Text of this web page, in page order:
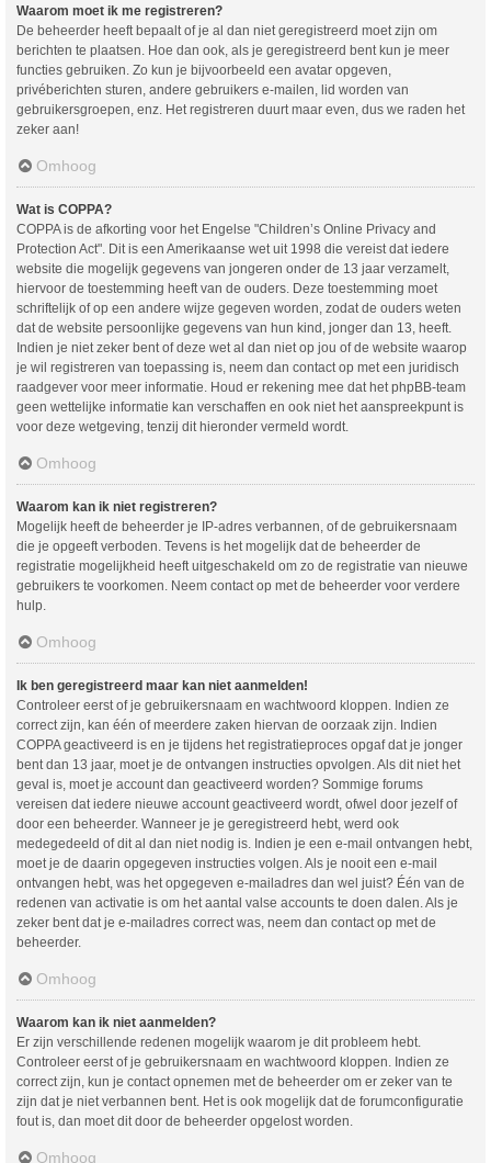
Waarom moet ik me registreren?
De beheerder heeft bepaalt of je al dan niet geregistreerd moet zijn om
berichten te plaatsen. Hoe dan ook, als je geregistreerd bent kun je meer
functies gebruiken. Zo kun je bijvoorbeeld een avatar opgeven,
privéberichten sturen, andere gebruikers e-mailen, lid worden van
gebruikersgroepen, enz. Het registreren duurt maar even, dus we raden het
zeker aan!
Omhoog
Wat is COPPA?
COPPA is de afkorting voor het Engelse "Children’s Online Privacy and
Protection Act". Dit is een Amerikaanse wet uit 1998 die vereist dat iedere
website die mogelijk gegevens van jongeren onder de 13 jaar verzamelt,
hiervoor de toestemming heeft van de ouders. Deze toestemming moet
schriftelijk of op een andere wijze gegeven worden, zodat de ouders weten
dat de website persoonlijke gegevens van hun kind, jonger dan 13, heeft.
Indien je niet zeker bent of deze wet al dan niet op jou of de website waarop
je wil registreren van toepassing is, neem dan contact op met een juridisch
raadgever voor meer informatie. Houd er rekening mee dat het phpBB-team
geen wettelijke informatie kan verschaffen en ook niet het aanspreekpunt is
voor deze wetgeving, tenzij dit hieronder vermeld wordt.
Omhoog
Waarom kan ik niet registreren?
Mogelijk heeft de beheerder je IP-adres verbannen, of de gebruikersnaam
die je opgeeft verboden. Tevens is het mogelijk dat de beheerder de
registratie mogelijkheid heeft uitgeschakeld om zo de registratie van nieuwe
gebruikers te voorkomen. Neem contact op met de beheerder voor verdere
hulp.
Omhoog
Ik ben geregistreerd maar kan niet aanmelden!
Controleer eerst of je gebruikersnaam en wachtwoord kloppen. Indien ze
correct zijn, kan één of meerdere zaken hiervan de oorzaak zijn. Indien
COPPA geactiveerd is en je tijdens het registratieproces opgaf dat je jonger
bent dan 13 jaar, moet je de ontvangen instructies opvolgen. Als dit niet het
geval is, moet je account dan geactiveerd worden? Sommige forums
vereisen dat iedere nieuwe account geactiveerd wordt, ofwel door jezelf of
door een beheerder. Wanneer je je geregistreerd hebt, werd ook
medegedeeld of dit al dan niet nodig is. Indien je een e-mail ontvangen hebt,
moet je de daarin opgegeven instructies volgen. Als je nooit een e-mail
ontvangen hebt, was het opgegeven e-mailadres dan wel juist? Één van de
redenen van activatie is om het aantal valse accounts te doen dalen. Als je
zeker bent dat je e-mailadres correct was, neem dan contact op met de
beheerder.
Omhoog
Waarom kan ik niet aanmelden?
Er zijn verschillende redenen mogelijk waarom je dit probleem hebt.
Controleer eerst of je gebruikersnaam en wachtwoord kloppen. Indien ze
correct zijn, kun je contact opnemen met de beheerder om er zeker van te
zijn dat je niet verbannen bent. Het is ook mogelijk dat de forumconfiguratie
fout is, dan moet dit door de beheerder opgelost worden.
Omhoog